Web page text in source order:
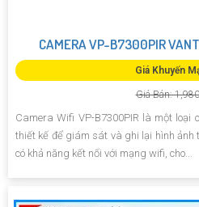
CAMERA VP-B7300PIR
Giá Khuyến
Giá Bán:
Camera Wifi VP-B7300PIR là một
thiết kế để giám sát và ghi lại hình
có khả năng kết nối với mạng wifi, cho...